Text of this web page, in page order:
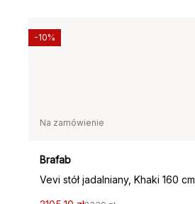
Na zamówienie
Brafab
Vevi stół jadalniany, Khaki 160 cm
-10%